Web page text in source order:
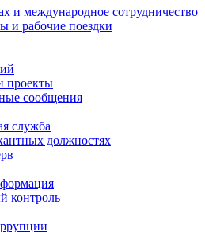
и международное сотрудничество
и рабочие поездки
проекты
сообщения
служба
должностях
контроль